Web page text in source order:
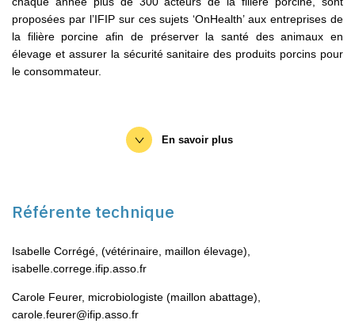
proposées par l’IFIP sur ces sujets ‘OnHealth’ aux entreprises de
la filière porcine afin de préserver la santé des animaux en
élevage et assurer la sécurité sanitaire des produits porcins pour
le consommateur.
En savoir plus
Porcast
‘Sécurité alimentaire : la filière porcine mobilisée face aux
Vidéo
Référente technique
Isabelle Corrégé, (vétérinaire, maillon élevage),
isabelle.correge.ifip.asso.fr
Carole Feurer, microbiologiste (maillon abattage),
carole.feurer@ifip.asso.fr